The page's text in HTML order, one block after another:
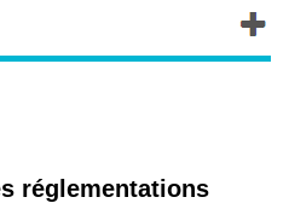
réglementations